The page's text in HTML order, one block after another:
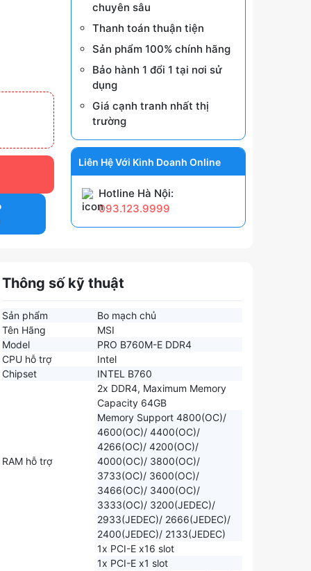
chuyên sâu
Thanh toán thuận tiện
Sản phẩm 100% chính hãng
Bảo hành 1 đổi 1 tại nơi sử
dụng
Giá cạnh tranh nhất thị
trường
Liên Hệ Với Kinh Doanh Online
Hotline Hà Nội:
093.123.9999
Thông số kỹ thuật
Sản phẩm
Bo mạch chủ
Tên Hãng
MSI
Model
PRO B760M-E DDR4
CPU hỗ trợ
Intel
Chipset
INTEL B760
RAM hỗ trợ
2x DDR4, Maximum Memory
Capacity 64GB
Memory Support 4800(OC)/
4600(OC)/ 4400(OC)/
4266(OC)/ 4200(OC)/
4000(OC)/ 3800(OC)/
3733(OC)/ 3600(OC)/
3466(OC)/ 3400(OC)/
3333(OC)/ 3200(JEDEC)/
2933(JEDEC)/ 2666(JEDEC)/
2400(JEDEC)/ 2133(JEDEC)
1x PCI-E x16 slot
1x PCI-E x1 slot